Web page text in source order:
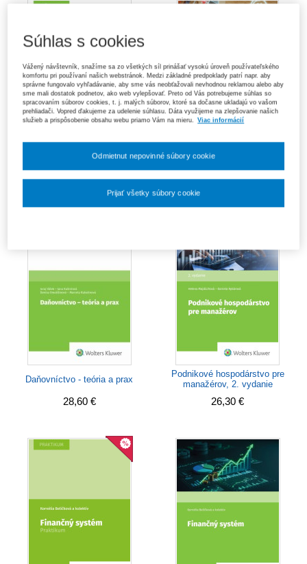
Účtovníctvo, 2. vydanie
21,30 €
Základy ekonómie, 2. vydanie
24,80 €
Daňovníctvo - teória a prax
28,60 €
Podnikové hospodárstvo pre
manažérov, 2. vydanie
26,30 €
Súhlas s cookies
Vážený návštevník, snažíme sa zo všetkých síl prinášať vysokú úroveň používateľského
komfortu pri používaní našich webstránok. Medzi základné predpoklady patrí napr. aby
správne fungovalo vyhľadávanie, aby sme vás neobťažovali nevhodnou reklamou alebo aby
sme mali dostatok podnetov, ako web vylepšovať. Preto od Vás potrebujeme súhlas so
spracovaním súborov cookies, t. j. malých súborov, ktoré sa dočasne ukladajú vo vašom
prehliadači. Vopred ďakujeme za udelenie súhlasu. Dáta využijeme na zlepšovanie našich
služieb a prispôsobenie obsahu webu priamo Vám na mieru.
Viac informácií
Odmietnut nepovinné súbory cookie
Prijať všetky súbory cookie